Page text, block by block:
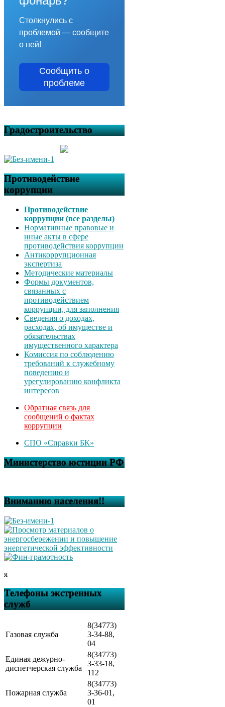
Столкнулись с
проблемой — сообщите
о ней!
Сообщить о
проблеме
Градостроительство
Противодействие
коррупции
Противодействие
коррупции (все разделы)
Нормативные правовые и
иные акты в сфере
противодействия коррупции
Антикоррупционная
экспертиза
Методические материалы
Формы документов,
связанных с
противодействием
коррупции, для заполнения
Сведения о доходах,
расходах, об имуществе и
обязательствах
имущественного характера
Комиссия по соблюдению
требований к служебному
поведению и
урегулированию конфликта
интересов
Обратная связь для
сообщений о фактах
коррупции
СПО «Справки БК»
Министерство юстиции РФ
Вниманию населения!!
я
Телефоны экстренных
служб
Газовая служба
8(34773)
3-34-88,
04
Единая дежурно-
диспетчерская служба
8(34773)
3-33-18,
112
Пожарная служба
8(34773)
3-36-01,
01